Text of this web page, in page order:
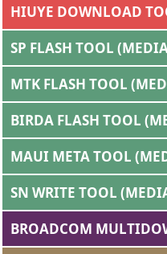
HIUYE DOWNLOAD
SP FLASH TOOL
MTK FLASH TOOL
BIRDA FLASH TOOL
MAUI META TOOL
SN WRITE TOOL
BROADCOM